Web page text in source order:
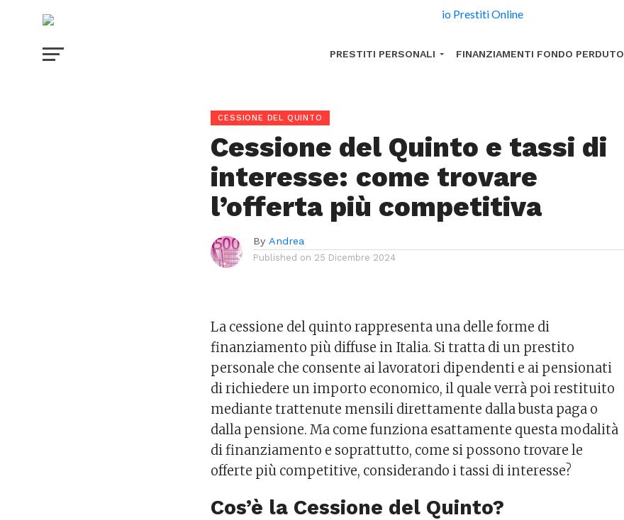
PRESTITI PERSONALI FINANZIAMENTI FONDO PERDUTO
CESSIONE DEL QUINTO
Cessione del Quinto e tassi di
interesse: come trovare
l’offerta più competitiva
By Andrea
Published on 25 Dicembre 2024
La cessione del quinto rappresenta una delle forme di
finanziamento più diffuse in Italia. Si tratta di un prestito
personale che consente ai lavoratori dipendenti e ai pensionati
di richiedere un importo economico, il quale verrà poi restituito
mediante trattenute mensili direttamente dalla busta paga o
dalla pensione. Ma come funziona esattamente questa modalità
di finanziamento e soprattutto, come si possono trovare le
offerte più competitive, considerando i tassi di interesse?
Cos’è la Cessione del Quinto?